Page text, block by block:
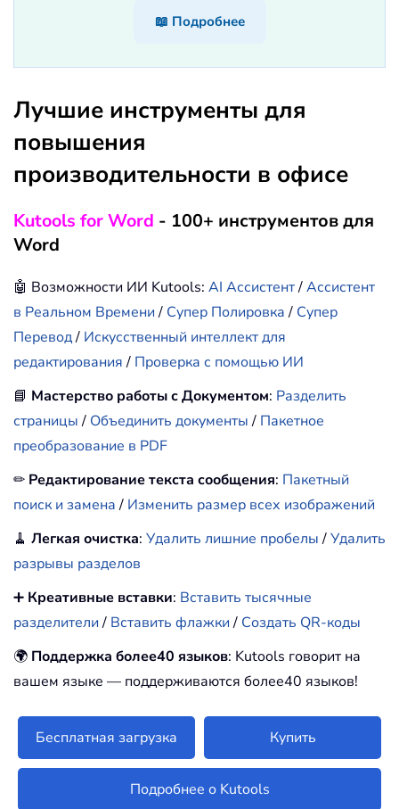
📖 Подробнее
Лучшие инструменты для
повышения
производительности в офисе
Kutools for Word - 100+ инструментов для
Word
🤖 Возможности ИИ Kutools: AI Ассистент/Ассистент
в Реальном Времени/ Супер Полировка/ Супер
Перевод/ Искусственный интеллект для
редактирования/ Проверка с помощью ИИ
📘 Мастерство работы с Документом: Разделить
страницы/ Объединить документы/ Пакетное
преобразование в PDF
✏ Редактирование текста сообщения: Пакетный
поиск и замена/ Изменить размер всех изображений
🧹 Легкая очистка: Удалить лишние пробелы/Удалить
разрывы разделов
➕ Креативные вставки: Вставить тысячные
разделители/ Вставить флажки/ Создать QR-коды
🌍 Поддержка более40 языков: Kutools говорит на
вашем языке — поддерживаются более40 языков!
Бесплатная загрузка Купить
Подробнее о Kutools